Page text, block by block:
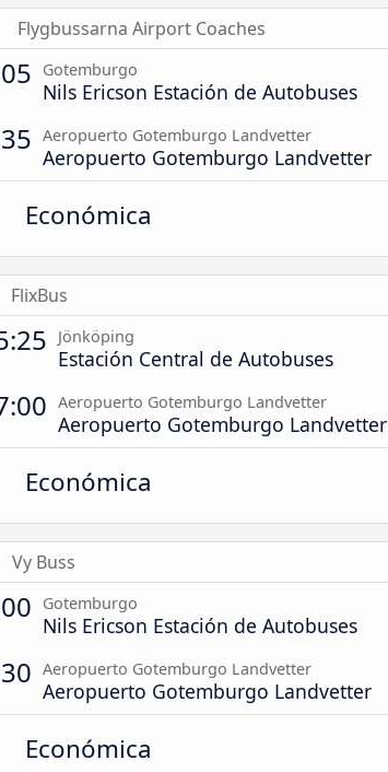
Flygbussarna Airport Coaches
Gotemburgo
Nils Ericson Estación de Autobuses
Aeropuerto Gotemburgo Landvetter
Aeropuerto Gotemburgo Landvetter
Económica
FlixBus
Jönköping
Estación Central de Autobuses
Aeropuerto Gotemburgo Landvetter
Aeropuerto Gotemburgo Landvetter
Económica
Vy Buss
Gotemburgo
Nils Ericson Estación de Autobuses
Aeropuerto Gotemburgo Landvetter
Aeropuerto Gotemburgo Landvetter
Económica